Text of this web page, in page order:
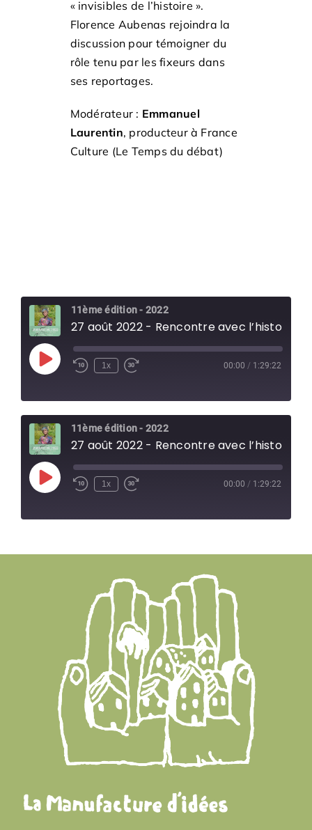
« invisibles de l’histoire ».
Florence Aubenas rejoindra la
discussion pour témoigner du
rôle tenu par les fixeurs dans
ses reportages.
Modérateur : Emmanuel
Laurentin, producteur à France
Culture (Le Temps du débat)
11ème édition - 2022
Play
Episode
1x 00:00 / 1:29:22
11ème édition - 2022
Play
Episode
1x 00:00 / 1:29:22